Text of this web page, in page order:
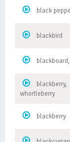
black
blackbird
blackberry,
whortleberry
blackberry